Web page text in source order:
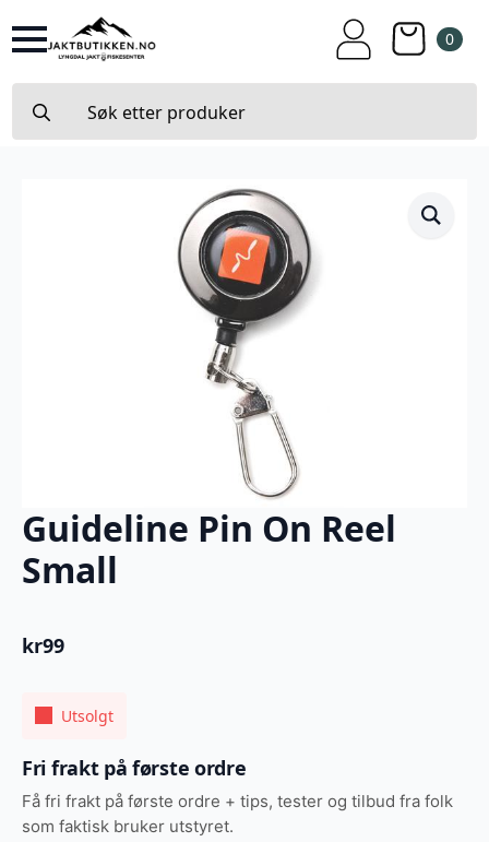
0
for:
Guideline Pin On Reel
Small
kr99
Utsolgt
Fri frakt på første ordre
Få fri frakt på første ordre + tips, tester og tilbud fra folk
som faktisk bruker utstyret.